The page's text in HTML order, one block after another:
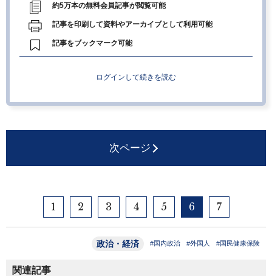
約5万本の無料会員記事が閲覧可能
記事を印刷して資料やアーカイブとして利用可能
記事をブックマーク可能
ログインして続きを読む
次ページ
1 2 3 4 5 6 7
政治・経済 #国内政治 #外国人 #国民健康保険
関連記事